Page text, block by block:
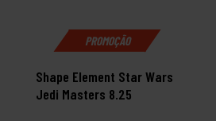
PROMOÇÃO
Shape Element Star Wars
Jedi Masters 8.25